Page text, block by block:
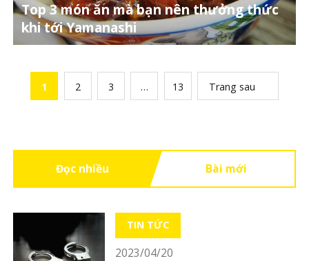
Top 3 món ăn mà bạn nên thưởng thức
khi tới Yamanashi
1 2 3 … 13 Trang sau
Đọc nhiều Bài mới
TIN TỨC
2023/04/20